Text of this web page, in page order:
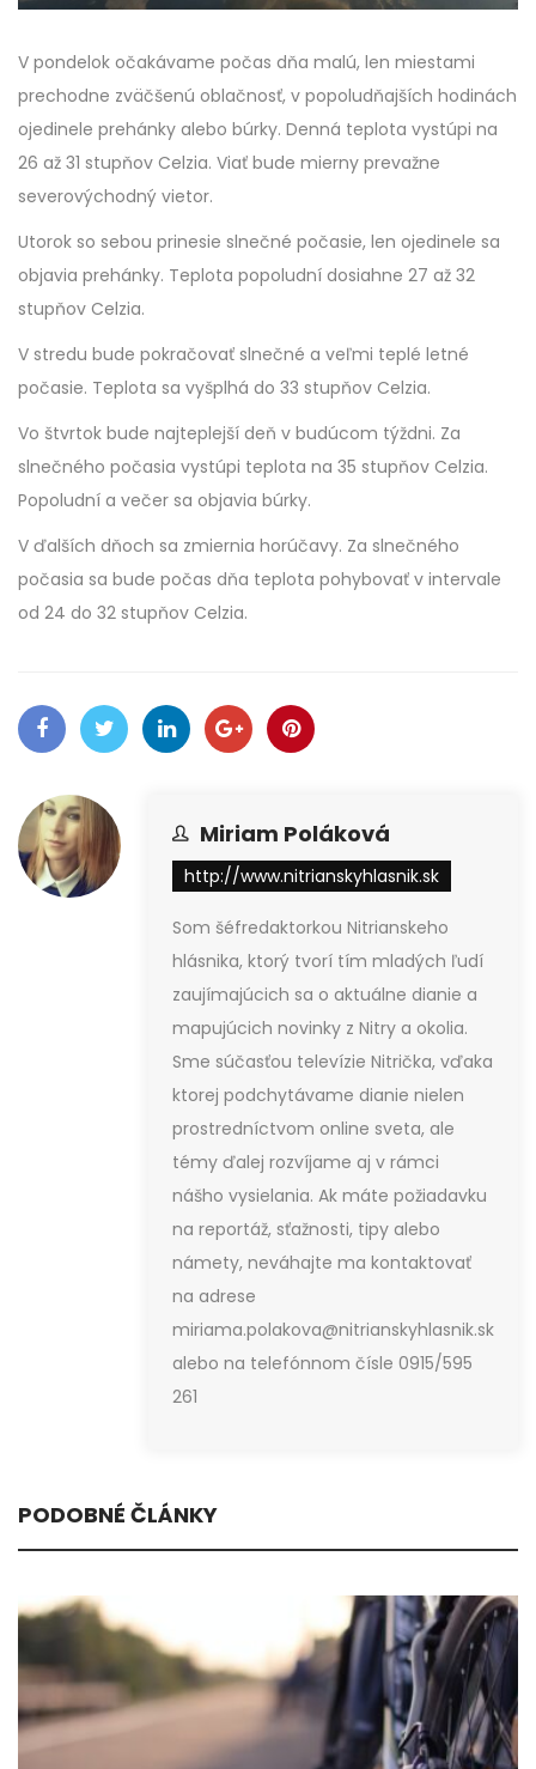
V pondelok očakávame počas dňa malú, len miestami
prechodne zväčšenú oblačnosť, v popoludňajších hodinách
ojedinele prehánky alebo búrky. Denná teplota vystúpi na
26 až 31 stupňov Celzia. Viať bude mierny prevažne
severovýchodný vietor.
Utorok so sebou prinesie slnečné počasie, len ojedinele sa
objavia prehánky. Teplota popoludní dosiahne 27 až 32
stupňov Celzia.
V stredu bude pokračovať slnečné a veľmi teplé letné
počasie. Teplota sa vyšplhá do 33 stupňov Celzia.
Vo štvrtok bude najteplejší deň v budúcom týždni. Za
slnečného počasia vystúpi teplota na 35 stupňov Celzia.
Popoludní a večer sa objavia búrky.
V ďalších dňoch sa zmiernia horúčavy. Za slnečného
počasia sa bude počas dňa teplota pohybovať v intervale
od 24 do 32 stupňov Celzia.
Miriam Poláková
http://www.nitrianskyhlasnik.sk
Som šéfredaktorkou Nitrianskeho
hlásnika, ktorý tvorí tím mladých ľudí
zaujímajúcich sa o aktuálne dianie a
mapujúcich novinky z Nitry a okolia.
Sme súčasťou televízie Nitrička, vďaka
ktorej podchytávame dianie nielen
prostredníctvom online sveta, ale
témy ďalej rozvíjame aj v rámci
nášho vysielania. Ak máte požiadavku
na reportáž, sťažnosti, tipy alebo
námety, neváhajte ma kontaktovať
na adrese
miriama.polakova@nitrianskyhlasnik.sk
alebo na telefónnom čísle 0915/595
261
PODOBNÉ ČLÁNKY